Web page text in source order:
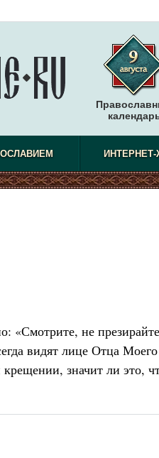
«Смотрите, не
видят лице Отца
значит ли это,